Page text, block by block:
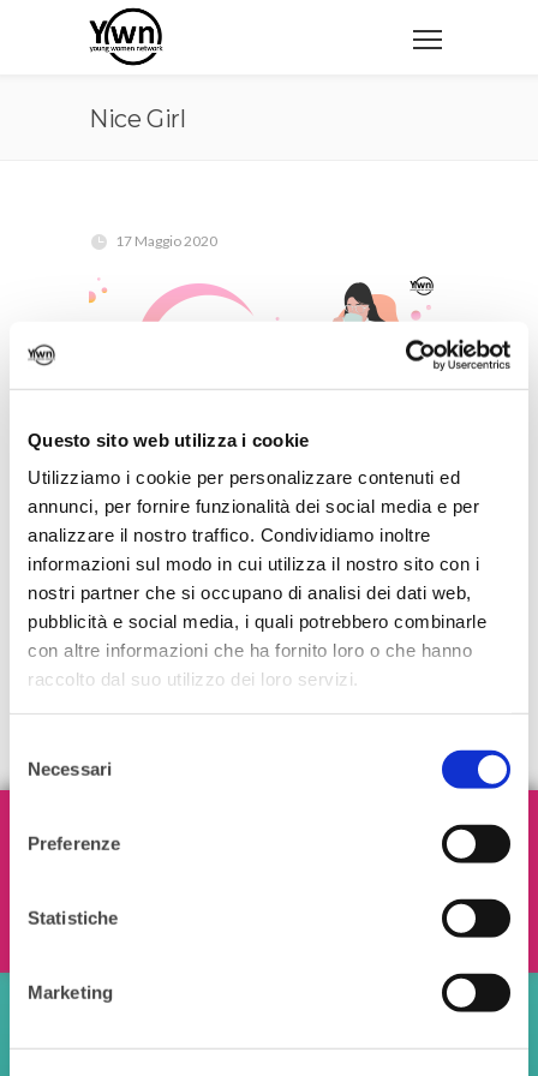
Questo sito web utilizza i cookie
Utilizziamo i cookie per personalizzare contenuti ed
annunci, per fornire funzionalità dei social media e per
analizzare il nostro traffico. Condividiamo inoltre
informazioni sul modo in cui utilizza il nostro sito con i
nostri partner che si occupano di analisi dei dati web,
pubblicità e social media, i quali potrebbero combinarle
con altre informazioni che ha fornito loro o che hanno
raccolto dal suo utilizzo dei loro servizi.
delNecessari
Preferenze
Statistiche
Marketing
Nice Girl
17 Maggio 2020